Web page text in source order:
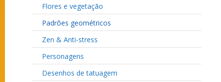
Flores e vegetação
Padrões geométricos
Zen & Anti-stress
Personagens
Desenhos de tatuagem